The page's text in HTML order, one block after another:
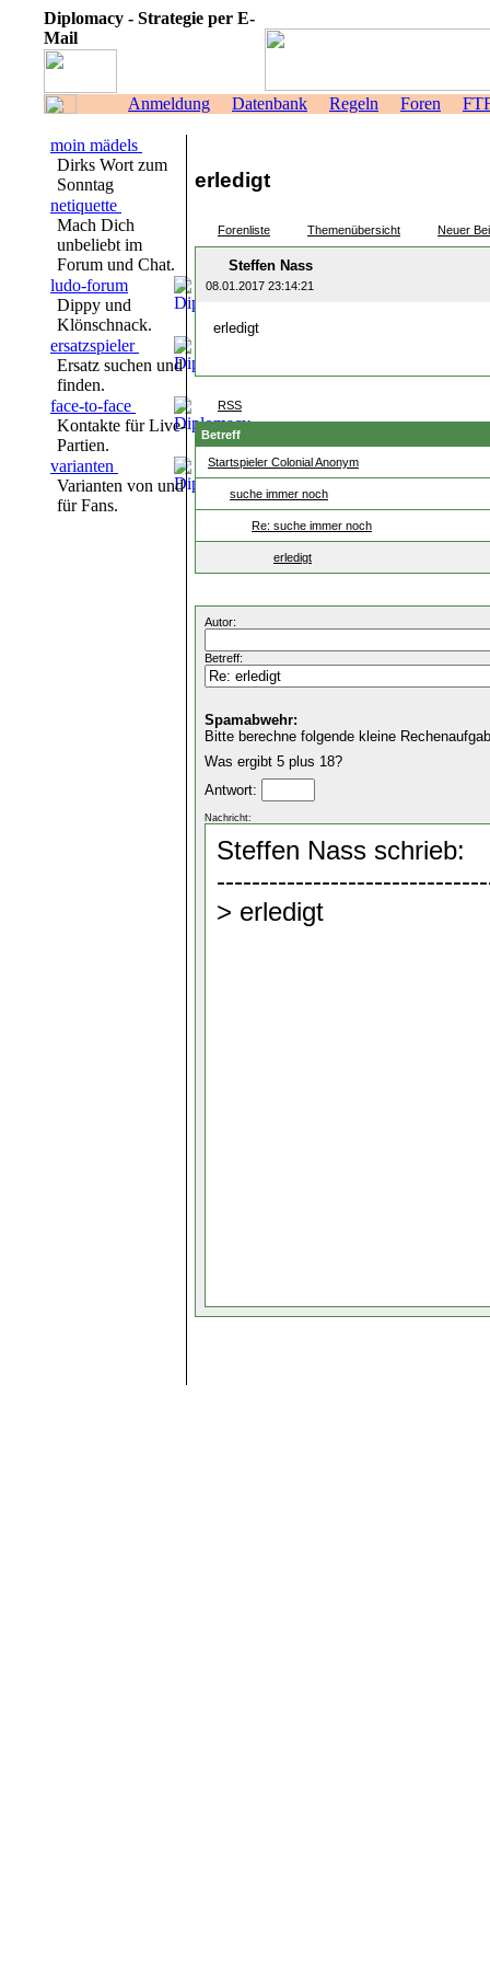
Diplomacy - Strategie per E-
Mail
Anmeldung Datenbank Regeln Foren
moin mädels
Dirks Wort zum
Sonntag
netiquette
Mach Dich
unbeliebt im
Forum und Chat.
ludo-forum
Dippy und
Klönschnack.
ersatzspieler
Ersatz suchen und
finden.
face-to-face
Kontakte für Live-
Partien.
varianten
Varianten von und
für Fans.
erledigt
Forenliste Themenübersicht Neuer
Steffen Nass
08.01.2017 23:14:21
erledigt
RSS
Betreff
Startspieler Colonial Anonym
suche immer noch
Re: suche immer noch
erledigt
Autor:
Betreff:
Spamabwehr:
Bitte berechne folgende kleine
Was ergibt 5 plus 18?
Antwort:
Nachricht: